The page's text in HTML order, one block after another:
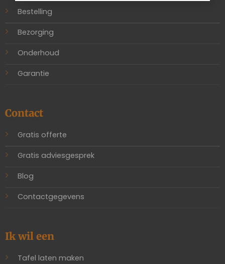
Bestelling
Bezorging
Onderhoud
Garantie
Contact
Gratis offerte
Gratis adviesgesprek
Blog
Contactgegevens
Ik wil een
Tafel laten maken